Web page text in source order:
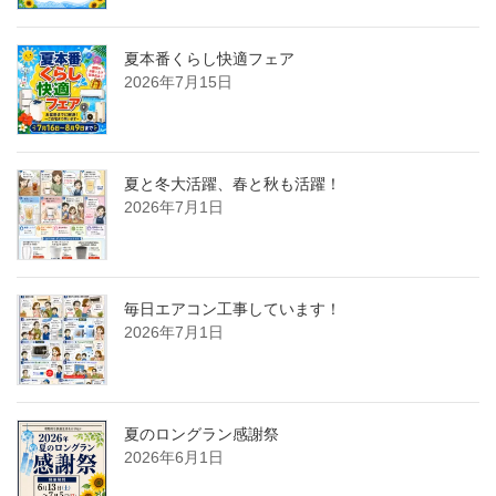
夏本番くらし快適フェア
2026年7月15日
夏と冬大活躍、春と秋も活躍！
2026年7月1日
毎日エアコン工事しています！
2026年7月1日
夏のロングラン感謝祭
2026年6月1日